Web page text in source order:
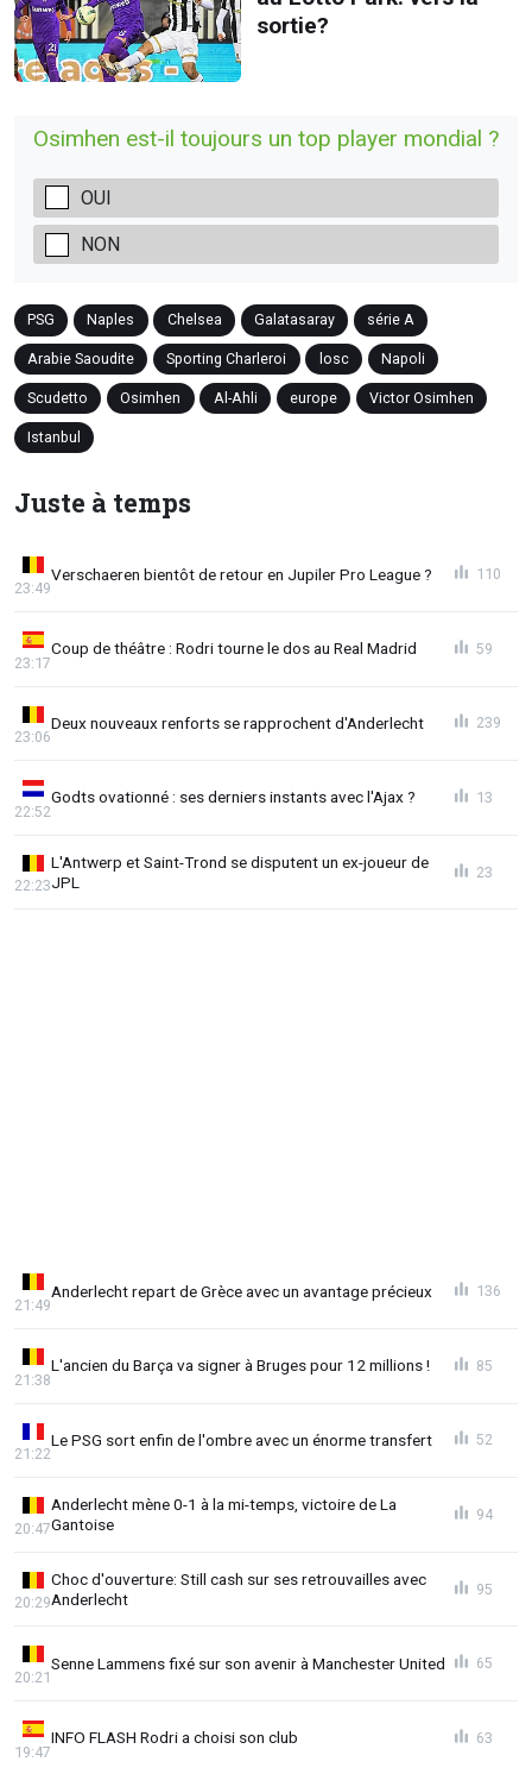
sortie?
Osimhen est-il toujours un top player mondial ?
OUI
NON
PSG Naples Chelsea Galatasaray série A
Arabie Saoudite Sporting Charleroi losc Napoli
Scudetto Osimhen Al-Ahli europe Victor Osimhen
Istanbul
Juste à temps
Verschaeren bientôt de retour en Jupiler Pro League ?
23:49
110
Coup de théâtre : Rodri tourne le dos au Real Madrid
23:17
59
Deux nouveaux renforts se rapprochent d'Anderlecht
23:06
239
Godts ovationné : ses derniers instants avec l'Ajax ?
22:52
13
L'Antwerp et Saint-Trond se disputent un ex-joueur de
JPL
22:23
23
Anderlecht repart de Grèce avec un avantage précieux
21:49
136
L'ancien du Barça va signer à Bruges pour 12 millions !
21:38
85
Le PSG sort enfin de l'ombre avec un énorme transfert
21:22
52
Anderlecht mène 0-1 à la mi-temps, victoire de La
Gantoise
20:47
94
Choc d'ouverture: Still cash sur ses retrouvailles avec
Anderlecht
20:29
95
Senne Lammens fixé sur son avenir à Manchester United
20:21
65
INFO FLASH Rodri a choisi son club
19:47
63